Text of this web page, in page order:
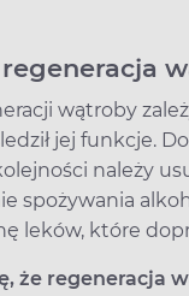
wątroby
jej funkcje.
należy
spożywania
leków, które
że regeneracja